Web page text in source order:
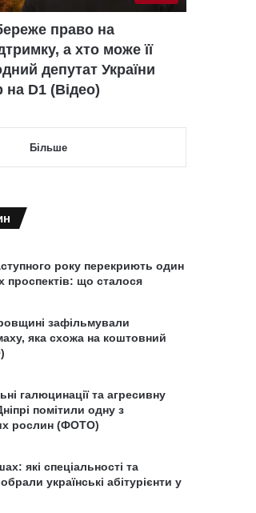
право на
а хто може її
депутат України
на D1 (Відео)
Більше
року перекриють один
проспектів: що сталося
зафільмували
яка схожа на коштовний
галюцинації та агресивну
помітили одну з
рослин (ФОТО)
які спеціальності та
українські абітурієнти у